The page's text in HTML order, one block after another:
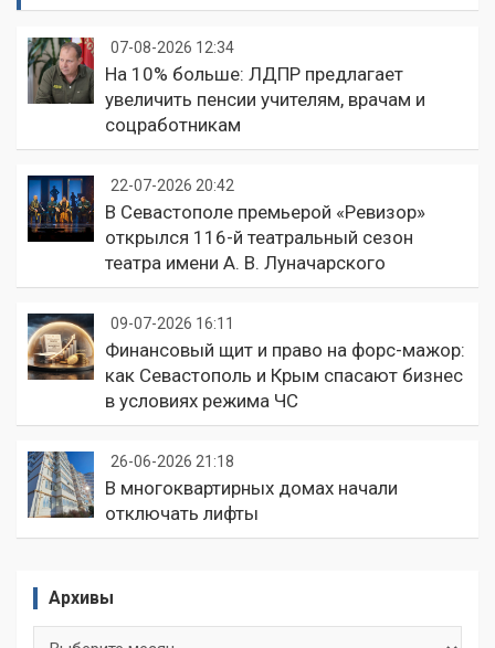
07-08-2026 12:34
На 10% больше: ЛДПР предлагает
увеличить пенсии учителям, врачам и
соцработникам
22-07-2026 20:42
В Севастополе премьерой «Ревизор»
открылся 116-й театральный сезон
театра имени А. В. Луначарского
09-07-2026 16:11
Финансовый щит и право на форс-мажор:
как Севастополь и Крым спасают бизнес
в условиях режима ЧС
26-06-2026 21:18
В многоквартирных домах начали
отключать лифты
Архивы